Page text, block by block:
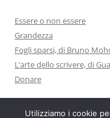
Essere o non essere
Grandezza
Fogli sparsi, di Bruno
L’arte dello scrivere, di
Donare
Utilizziamo i cookie